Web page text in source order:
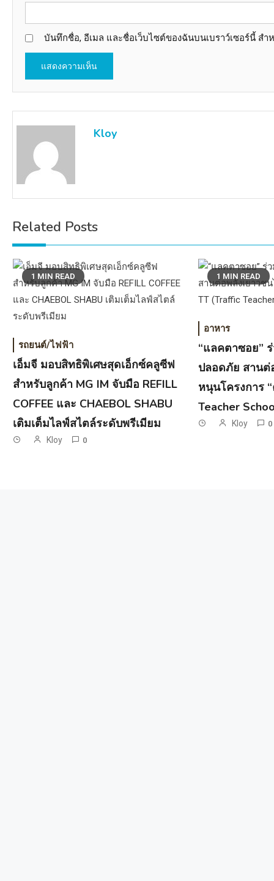
บันทึกชื่อ, อีเมล และชื่อเว็บไซต์ของฉันบนเบราว์เซอร์นี้ ส
Kloy
Related Posts
1 MIN READ
รถยนต์/ไฟฟ้า
เอ็มจี มอบสิทธิพิเศษสุดเอ็กซ์คลูซีฟ
สำหรับลูกค้า MG IM จับมือ REFILL
COFFEE และ CHAEBOL SHABU
เติมเต็มไลฟ์สไตล์ระดับพรีเมียม
Kloy 0
1 MIN READ
อาหาร
“แลคตาซอย”
ปลอดภัย สานต่
หนุนโครงการ
Teacher
Kloy 0